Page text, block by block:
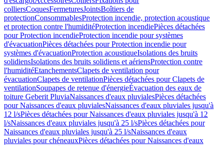
colliersCoquesFermeturesJointsBoîtiers de
protectionConsommablesProtection incendie, protection acoustique
et protection contre l'humiditéProtection incendiePièces détachées
pour Protection incendieProtection incendie pour systèmes
d'évacuationPièces détachées pour Protection incendie pour
systèmes d'évacuationProtection acoustiqueIsolations des bruits
solidiensIsolations des bruits solidiens et aériensProtection contre
l'humiditéEtanchementsClapets de ventilation pour
évacuationClapets de ventilationPièces détachées pour Clapets de
ventilationSoupapes de retenue d'énergieÉvacuation des eaux de
toiture Geberit PluviaNaissances d'eaux pluvialesPièces détachées
pour Naissances d'eaux pluvialesNaissances d'eaux pluviales jusqu'à
12 l/sPièces détachées pour Naissances d'eaux pluviales jusqu'à 12
l/sNaissances d'eaux pluviales jusqu'à 25 l/sPièces détachées pour
Naissances d'eaux pluviales jusqu'à 25 l/sNaissances d'eaux
pluviales pour chéneauxPièces détachées pour Naissances d'eaux